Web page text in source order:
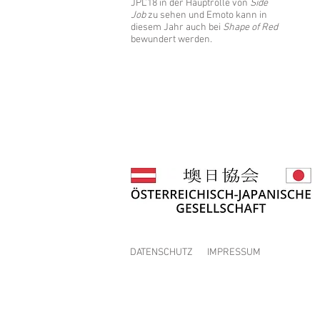
JPL’18 in der Hauptrolle von Side
Jobzu sehen und Emoto kann in
diesem Jahr auch bei Shape of Red
bewundert werden.
DATENSCHUTZ IMPRESSUM